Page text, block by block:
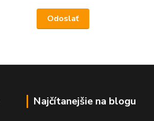
Najčítanejšie na blogu